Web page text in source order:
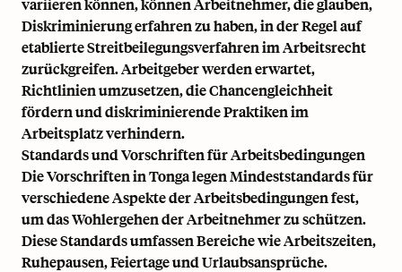
variieren können, können Arbeitnehmer, die glauben,
Diskriminierung erfahren zu haben, in der Regel auf
etablierte Streitbeilegungsverfahren im Arbeitsrecht
zurückgreifen. Arbeitgeber werden erwartet,
Richtlinien umzusetzen, die Chancengleichheit
fördern und diskriminierende Praktiken im
Arbeitsplatz verhindern.
Standards und Vorschriften für Arbeitsbedingungen
Die Vorschriften in Tonga legen Mindeststandards für
verschiedene Aspekte der Arbeitsbedingungen fest,
um das Wohlergehen der Arbeitnehmer zu schützen.
Diese Standards umfassen Bereiche wie Arbeitszeiten,
Ruhepausen, Feiertage und Urlaubsansprüche.